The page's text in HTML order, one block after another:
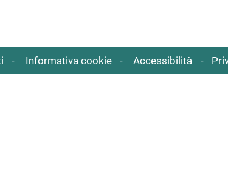
Informativa cookie Accessibilità